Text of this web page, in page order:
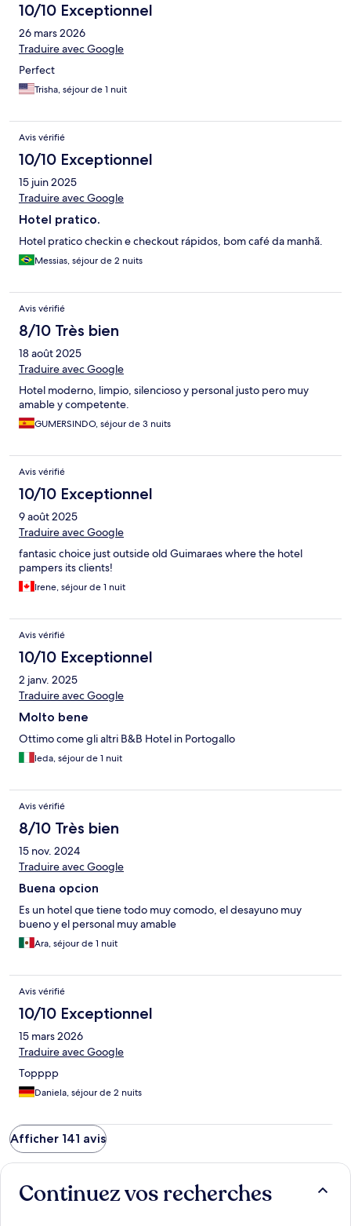
10/10 Exceptionnel
26 mars 2026
Traduire avec Google
Perfect
Trisha, séjour de 1 nuit
Avis vérifié
10/10 Exceptionnel
15 juin 2025
Traduire avec Google
Hotel pratico.
Hotel pratico checkin e checkout rápidos, bom café da manhã.
Messias, séjour de 2 nuits
Avis vérifié
8/10 Très bien
18 août 2025
Traduire avec Google
Hotel moderno, limpio, silencioso y personal justo pero muy
amable y competente.
GUMERSINDO, séjour de 3 nuits
Avis vérifié
10/10 Exceptionnel
9 août 2025
Traduire avec Google
fantasic choice just outside old Guimaraes where the hotel
pampers its clients!
Irene, séjour de 1 nuit
Avis vérifié
10/10 Exceptionnel
2 janv. 2025
Traduire avec Google
Molto bene
Ottimo come gli altri B&B Hotel in Portogallo
leda, séjour de 1 nuit
Avis vérifié
8/10 Très bien
15 nov. 2024
Traduire avec Google
Buena opcion
Es un hotel que tiene todo muy comodo, el desayuno muy
bueno y el personal muy amable
Ara, séjour de 1 nuit
Avis vérifié
10/10 Exceptionnel
15 mars 2026
Traduire avec Google
Topppp
Daniela, séjour de 2 nuits
Afficher 141 avis
Continuez vos recherches